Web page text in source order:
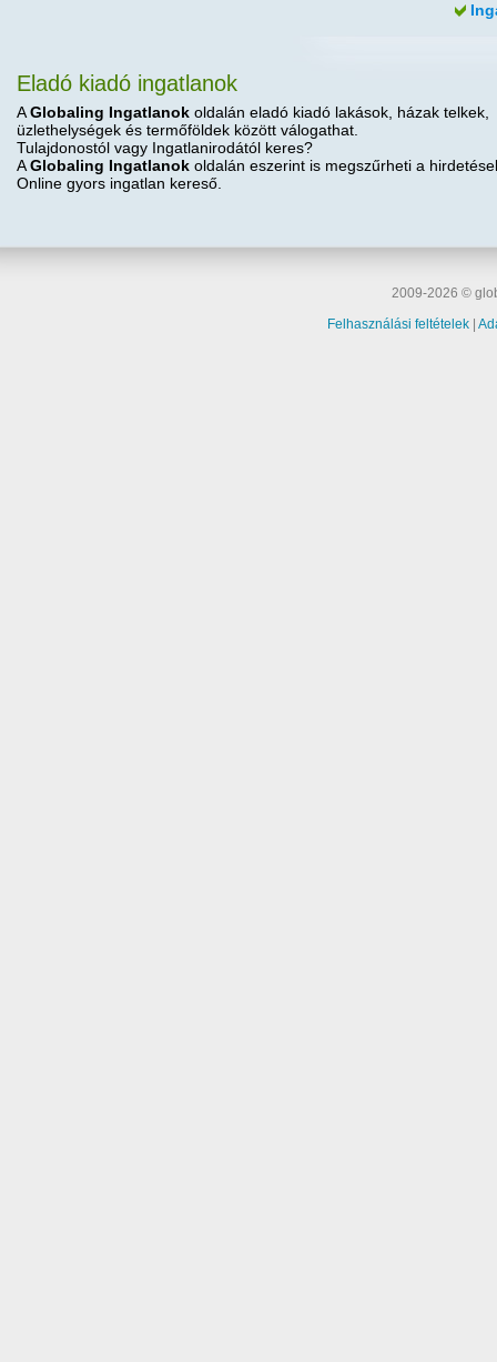
Eladó kiadó ingatlanok
AGlobaling Ingatlanok oldalán eladó kiadó lakások, házak telkek,
üzlethelységek és termőföldek között válogathat.
Tulajdonostól vagy Ingatlanirodától keres?
AGlobaling Ingatlanok oldalán eszerint is megszűrheti a
Online gyors ingatlan kereső.
2009-2026 ©
Felhasználási feltételek